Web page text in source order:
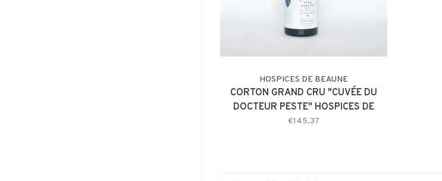
HOSPICES DE BEAUNE
CORTON GRAND CRU "CUVÉE DU
DOCTEUR PESTE" HOSPICES DE
BEAUNE 2014
€145,37